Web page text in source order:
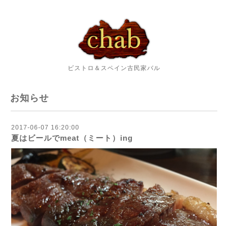
ビストロ＆スペイン古民家バル
お知らせ
2017-06-07 16:20:00
夏はビールでmeat（ミート）ing